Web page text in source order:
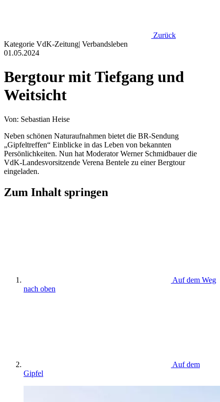
Zurück
Kategorie VdK-Zeitung| Verbandsleben
01.05.2024
Bergtour mit Tiefgang und
Weitsicht
Von: Sebastian Heise
Neben schönen Naturaufnahmen bietet die BR-Sendung
„Gipfeltreffen“ Einblicke in das Leben von bekannten
Persönlichkeiten. Nun hat Moderator Werner Schmidbauer die
VdK-Landesvorsitzende Verena Bentele zu einer Bergtour
eingeladen.
Zum Inhalt springen
Auf dem Weg
nach oben
Auf dem
Gipfel